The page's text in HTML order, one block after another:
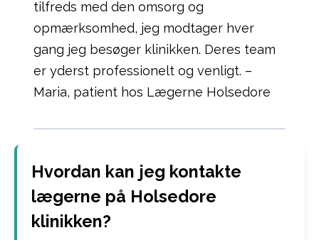
tilfreds med den omsorg og
opmærksomhed, jeg modtager hver
gang jeg besøger klinikken. Deres team
er yderst professionelt og venligt. –
Maria, patient hos Lægerne Holsedore
Hvordan kan jeg kontakte
lægerne på Holsedore
klinikken?